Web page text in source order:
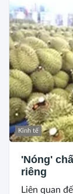
Kinh tế
'Nóng'
riêng
Liên quan